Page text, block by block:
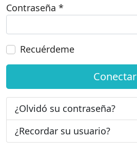
Contraseña *
Recuérdeme
Conectar
¿Olvidó su contraseña?
¿Recordar su usuario?